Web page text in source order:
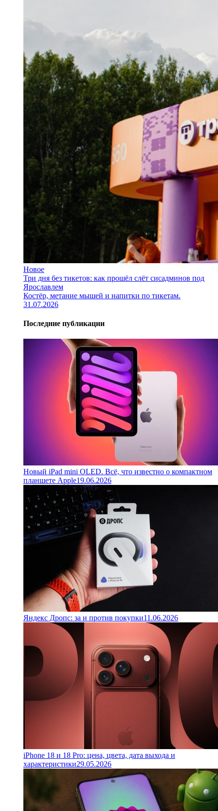
Новое
Три дня без тикетов: как прошёл слёт сисадминов под
Ярославлем
Костёр, метание мышей и напитки по тикетам.
31.07.2026
Последние публикации
Новый iPad mini OLED. Всё, что известно о компактном
планшете Apple19.06.2026
Яндекс Дропс: за и против покупки11.06.2026
iPhone 18 и 18 Pro: цена, цвета, дата выхода и
характеристики29.05.2026